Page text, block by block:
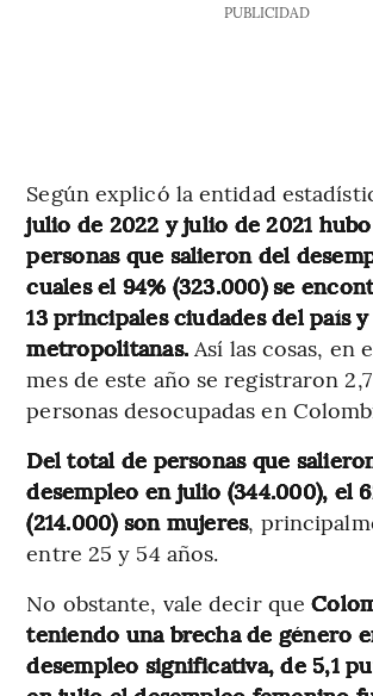
PUBLICIDAD
Según explicó la entidad
julio de 2022 y julio de 2021
personas que salieron del
cuales el 94% (323.000) se
13 principales ciudades del país y
metropolitanas. Así las cosas, en
mes de este año se registraron
personas desocupadas en
Del total de personas que
desempleo en julio (344.000), el
(214.000) son mujeres,
entre 25 y 54 años.
No obstante, vale decir que
teniendo una brecha de género
desempleo significativa, de 5,1